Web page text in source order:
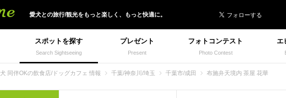
愛犬との旅行/観光をもっと楽しく、 もっと快適に。
スポットを探す
Search Sightseeing
プレゼント
Present
フォトコンテスト
Photo Contest
エ
犬 同伴OKの飲食店/ドッグカフェ 情報 千葉/神奈川/埼玉 千葉市/成田 布施弁天境内 茶屋 花華